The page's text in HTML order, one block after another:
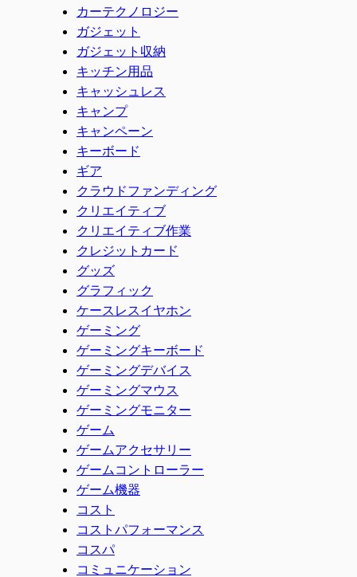
カーテクノロジー
ガジェット
ガジェット収納
キッチン用品
キャッシュレス
キャンプ
キャンペーン
キーボード
ギア
クラウドファンディング
クリエイティブ
クリエイティブ作業
クレジットカード
グッズ
グラフィック
ケースレスイヤホン
ゲーミング
ゲーミングキーボード
ゲーミングデバイス
ゲーミングマウス
ゲーミングモニター
ゲーム
ゲームアクセサリー
ゲームコントローラー
ゲーム機器
コスト
コストパフォーマンス
コスパ
コミュニケーション